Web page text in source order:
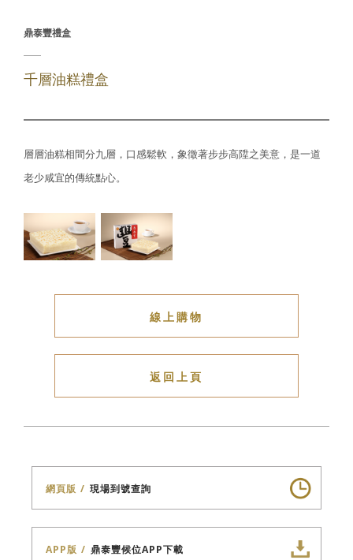
鼎泰豐禮盒
千層油糕禮盒
層層油糕相間分九層，口感鬆軟，象徵著步步高陞之美意，是一道
老少咸宜的傳統點心。
線上購物
返回上頁
網頁版 現場到號查詢
APP版 鼎泰豐候位APP下載